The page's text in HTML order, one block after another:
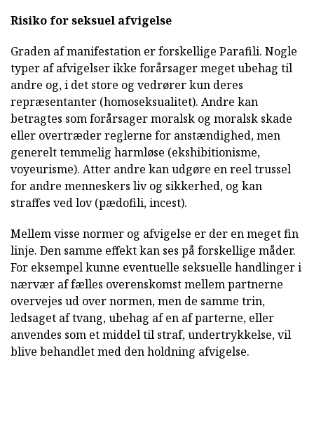
Risiko for seksuel afvigelse
Graden af manifestation er forskellige Parafili. Nogle
typer af afvigelser ikke forårsager meget ubehag til
andre og, i det store og vedrører kun deres
repræsentanter (homoseksualitet). Andre kan
betragtes som forårsager moralsk og moralsk skade
eller overtræder reglerne for anstændighed, men
generelt temmelig harmløse (ekshibitionisme,
voyeurisme). Atter andre kan udgøre en reel trussel
for andre menneskers liv og sikkerhed, og kan
straffes ved lov (pædofili, incest).
Mellem visse normer og afvigelse er der en meget fin
linje. Den samme effekt kan ses på forskellige måder.
For eksempel kunne eventuelle seksuelle handlinger i
nærvær af fælles overenskomst mellem partnerne
overvejes ud over normen, men de samme trin,
ledsaget af tvang, ubehag af en af parterne, eller
anvendes som et middel til straf, undertrykkelse, vil
blive behandlet med den holdning afvigelse.